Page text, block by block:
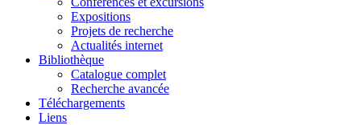
Expositions
Projets de recherche
Actualités internet
Bibliothèque
Catalogue complet
Recherche avancée
Téléchargements
Liens